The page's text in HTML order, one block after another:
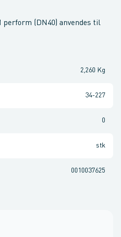
(DN40) anvendes til
2,260 Kg
34-227
0
stk
0010037625